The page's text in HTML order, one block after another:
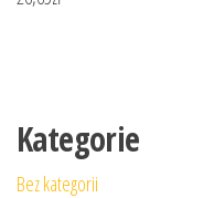
Kategorie
Bez kategorii